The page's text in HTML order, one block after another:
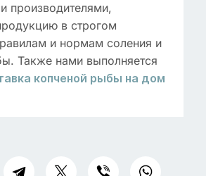
производителями,
в строгом
и нормам соления и
Также нами выполняется
копченой рыбы на дом